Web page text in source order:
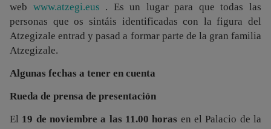
web www.atzegi.eus . Es un lugar para que todas las
personas que os sintáis identificadas con la figura del
Atzegizale entrad y pasad a formar parte de la gran familia
Atzegizale.
Algunas fechas a tener en cuenta
Rueda de prensa de presentación
El 19 de noviembre a las 11.00 horas en el Palacio de la